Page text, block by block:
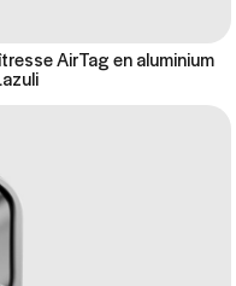
AirTag en aluminium